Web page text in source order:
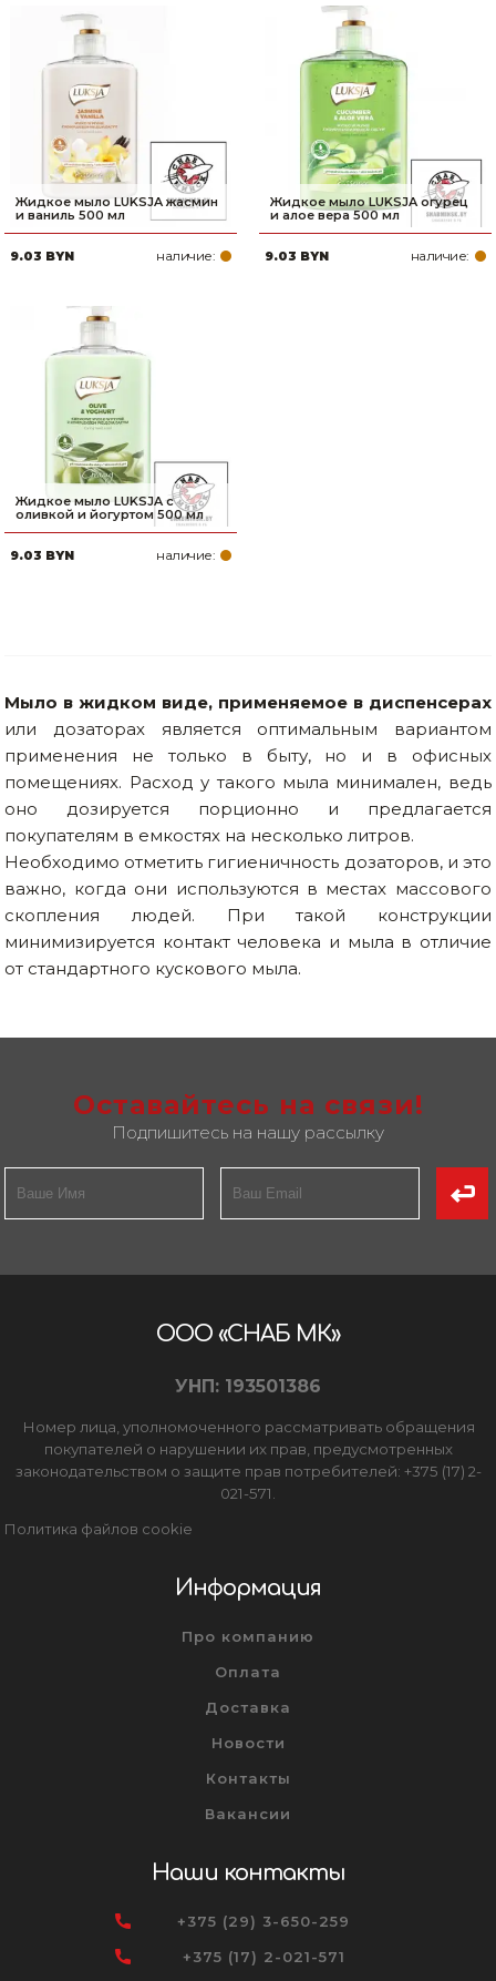
Жидкое мыло LUKSJA жасмин
и ваниль 500 мл
9.03 BYN наличие:
Жидкое мыло LUKSJA огурец
и алое вера 500 мл
9.03 BYN наличие:
Жидкое мыло LUKSJA с
оливкой и йогуртом 500 мл
9.03 BYN наличие:
Мыло в жидком виде, применяемое в диспенсерах
или дозаторах является оптимальным вариантом
применения не только в быту, но и в офисных
помещениях. Расход у такого мыла минимален, ведь
оно дозируется порционно и предлагается
покупателям в емкостях на несколько литров.
Необходимо отметить гигиеничность дозаторов, и это
важно, когда они используются в местах массового
скопления людей. При такой конструкции
минимизируется контакт человека и мыла в отличие
от стандартного кускового мыла.
Оставайтесь на связи!
Подпишитесь на нашу рассылку
ООО «СНАБ МК»
УНП: 193501386
Номер лица, уполномоченного рассматривать обращения
покупателей о нарушении их прав, предусмотренных
законодательством о защите прав потребителей: +375 (17) 2-
021-571.
Политика файлов cookie
Информация
Про компанию
Оплата
Доставка
Новости
Контакты
Вакансии
Наши контакты
+375 (29) 3-650-259
+375 (17) 2-021-571